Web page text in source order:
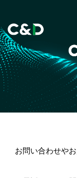
お問い合わせや